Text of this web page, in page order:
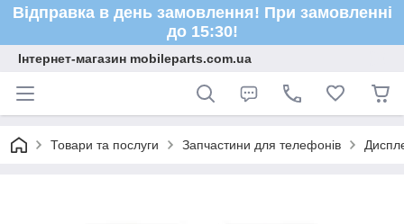
Відправка в день замовлення! При замовленні
до 15:30!
Інтернет-магазин mobileparts.com.ua
Товари та послуги Запчастини для телефонів